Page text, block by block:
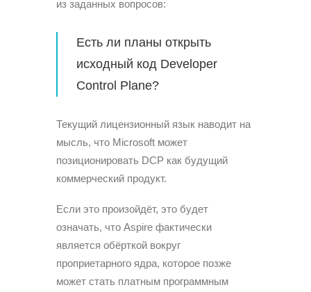
из заданных вопросов:
Есть ли планы открыть
исходный код Developer
Control Plane?
Текущий лицензионный язык наводит на
мысль, что Microsoft может
позиционировать DCP как будущий
коммерческий продукт.
Если это произойдёт, это будет
означать, что Aspire фактически
является обёрткой вокруг
проприетарного ядра, которое позже
может стать платным программным